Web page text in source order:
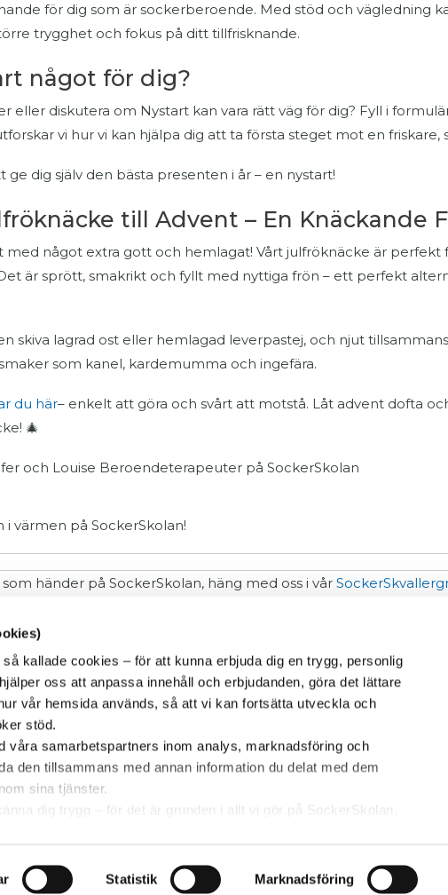
kallade cookies – för att kunna erbjuda dig en trygg, personlig
oss att anpassa innehåll och erbjudanden, göra det lättare
vår hemsida används, så att vi kan fortsätta utveckla och
stöd.
våra samarbetspartners inom analys, marknadsföring och
den tillsammans med annan information du delat med dem
sina tjänster.
dig trygg – för det är grunden i allt vi gör på SockerSkolan.
Statistik Marknadsföring
för dig som är sockerberoende. Med stöd och vägledning
trygghet och fokus på ditt tillfrisknande.
något för dig?
eller diskutera om Nystart kan vara rätt väg för dig? Fyll i
vi hur vi kan hjälpa dig att ta första steget mot en friskare,
ge dig själv den bästa presenten i år – en nystart!
till Advent – En Knäckande
med något extra gott och hemlagat! Vårt julfröknäcke är
är sprött, smakrikt och fyllt med nyttiga frön – ett perfekt
skiva lagrad ost eller hemlagad leverpastej, och njut
som kanel, kardemumma och ingefära.
du här– enkelt att göra och svårt att motstå. Låt advent dofta
🎄
och Louise Beroendeterapeuter på SockerSkolan
i värmen på SockerSkolan!
händer på SockerSkolan, häng med oss i vår
mig!
en halvtimmes inledande gratis
per telefon med oss.
Kontakta oss!
AB © 2014 - 2026SockerSkolan